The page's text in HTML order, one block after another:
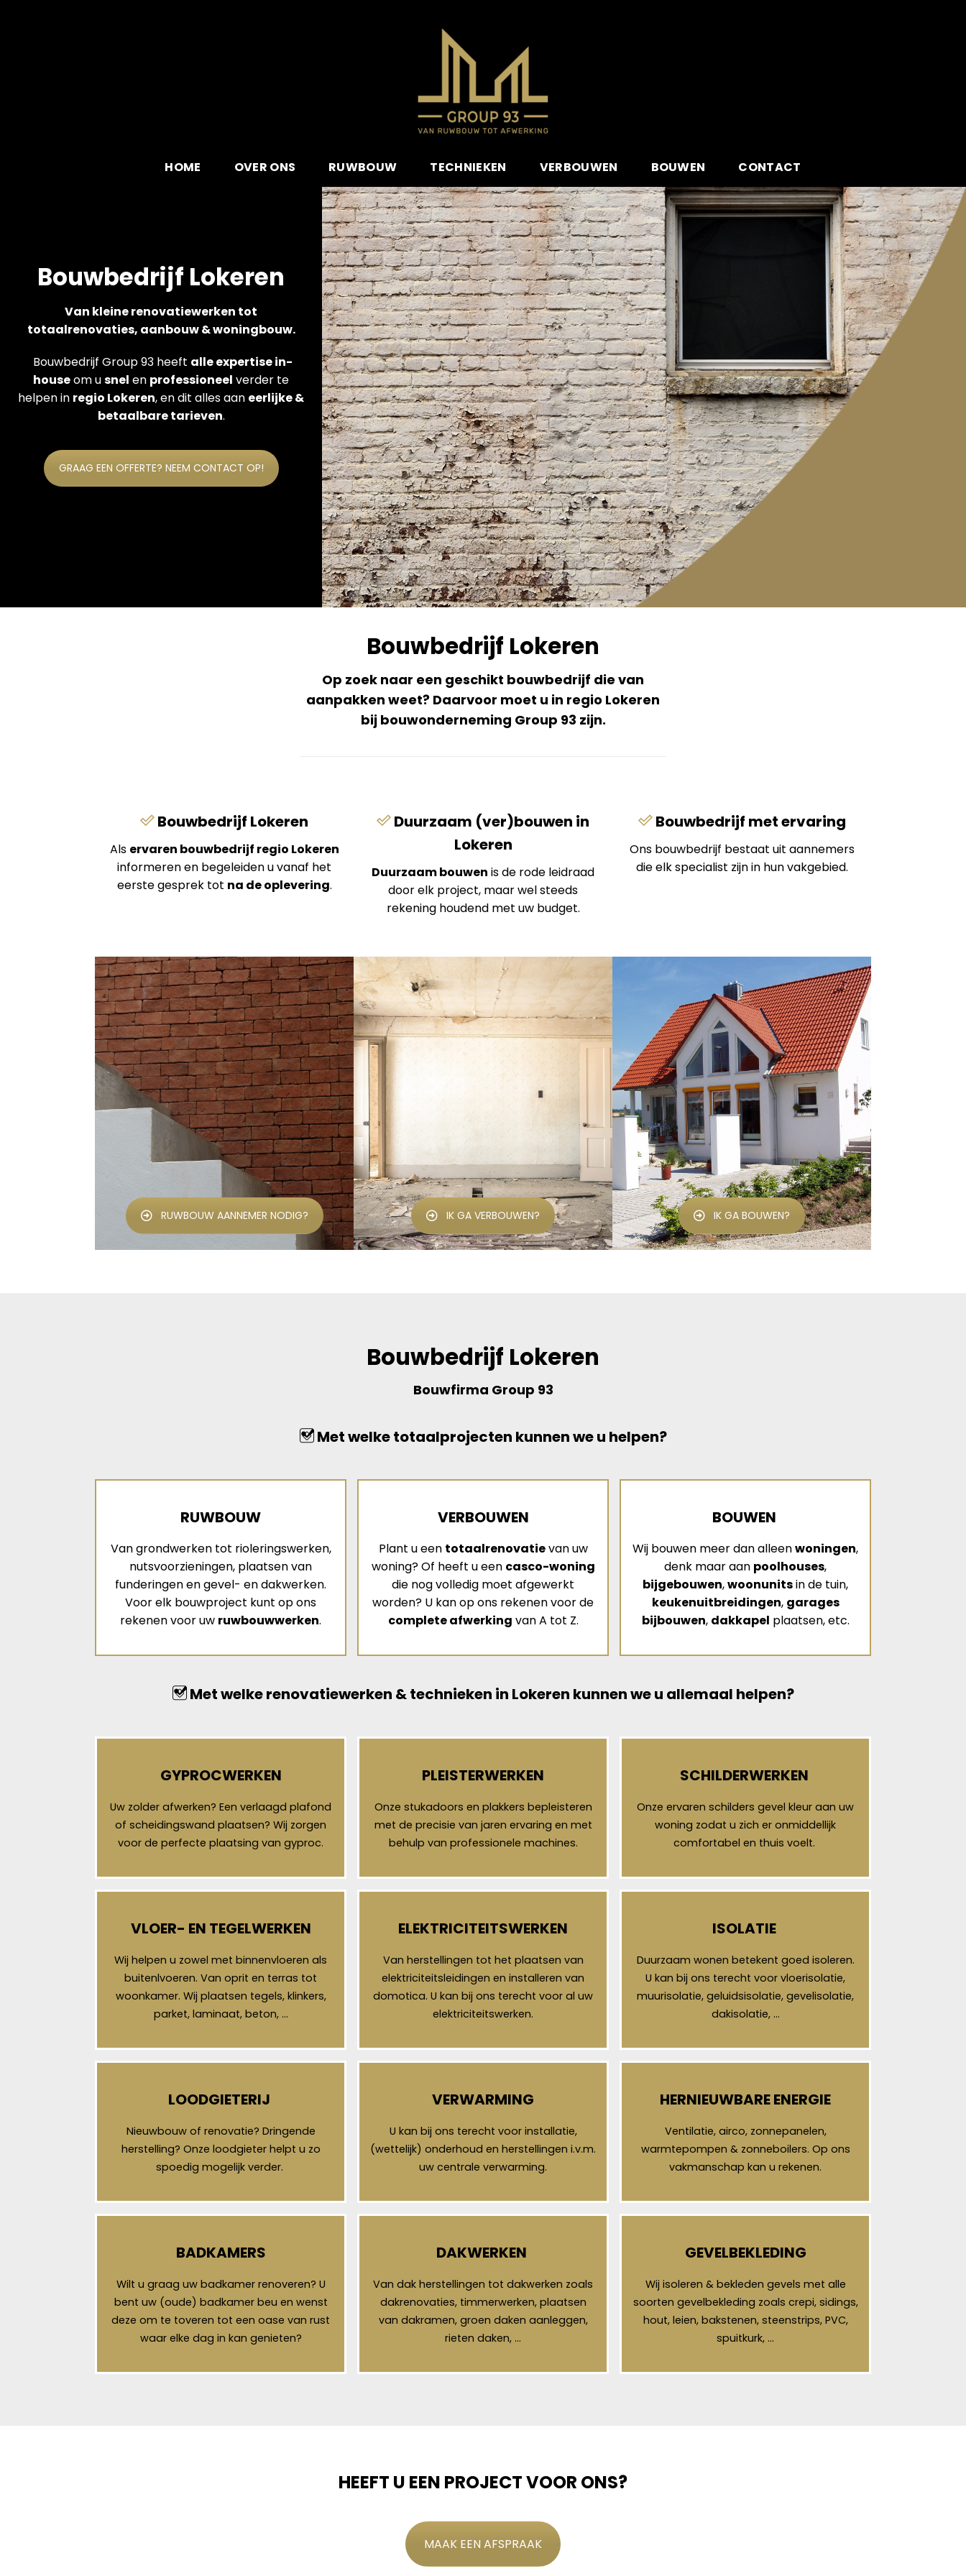
HOME OVER ONS RUWBOUW TECHNIEKEN VERBOUWEN BOUWEN CONTACT
Bouwbedrijf Lokeren
Van kleine renovatiewerken tot
totaalrenovaties, aanbouw & woningbouw.
Bouwbedrijf Group 93 heeft alle expertise in-
houseom usnel en professioneel verder te
helpen in regio Lokeren, en dit alles aan eerlijke &
betaalbare tarieven.
GRAAG EEN OFFERTE? NEEM CONTACT OP!
Bouwbedrijf Lokeren
Op zoek naar een geschikt bouwbedrijf die van
aanpakken weet? Daarvoor moet u in regio Lokeren
bij bouwonderneming Group 93 zijn.
Bouwbedrijf Lokeren
Als ervaren bouwbedrijf regio Lokeren
informeren en begeleiden u vanaf het
eerste gesprek tot na de oplevering.
Duurzaam (ver)bouwen in
Lokeren
Duurzaam bouwen is de rode leidraad
door elk project, maar wel steeds
rekening houdend met uw budget.
Bouwbedrijf met ervaring
Ons bouwbedrijf bestaat uit aannemers
die elk specialist zijn in hun vakgebied.
RUWBOUW AANNEMER NODIG? IK GA VERBOUWEN? IK GA BOUWEN?
Bouwbedrijf Lokeren
Bouwfirma Group 93
Met welke totaalprojecten kunnen we u helpen?
RUWBOUW
Van grondwerken tot rioleringswerken,
nutsvoorzieningen, plaatsen van
funderingen en gevel- en dakwerken.
Voor elk bouwproject kunt op ons
rekenen voor uw ruwbouwwerken.
VERBOUWEN
Plant u een totaalrenovatievan uw
woning? Of heeft u een casco-woning
die nog volledig moet afgewerkt
worden? U kan op ons rekenen voor de
complete afwerking van A tot Z.
BOUWEN
Wij bouwen meer dan alleenwoningen,
denk maar aan poolhouses,
bijgebouwen,woonunitsin de tuin,
keukenuitbreidingen, garages
bijbouwen, dakkapel plaatsen, etc.
Met welke renovatiewerken & technieken in Lokeren kunnen we u allemaal helpen?
GYPROCWERKEN
Uw zolder afwerken? Een verlaagd plafond
of scheidingswand plaatsen? Wij zorgen
voor de perfecte plaatsing van gyproc.
PLEISTERWERKEN
Onze stukadoors en plakkers bepleisteren
met de precisie van jaren ervaring en met
behulp van professionele machines.
SCHILDERWERKEN
Onze ervaren schilders gevel kleur aan uw
woning zodat u zich er onmiddellijk
comfortabel en thuis voelt.
VLOER- EN TEGELWERKEN
Wij helpen u zowel met binnenvloeren als
buitenlvoeren. Van oprit en terras tot
woonkamer. Wij plaatsen tegels, klinkers,
parket, laminaat, beton, …
ELEKTRICITEITSWERKEN
Van herstellingen tot het plaatsen van
elektriciteitsleidingen en installeren van
domotica. U kan bij ons terecht voor al uw
elektriciteitswerken.
ISOLATIE
Duurzaam wonen betekent goed isoleren.
U kan bij ons terecht voor vloerisolatie,
muurisolatie, geluidsisolatie, gevelisolatie,
dakisolatie, …
LOODGIETERIJ
Nieuwbouw of renovatie? Dringende
herstelling? Onze loodgieter helpt u zo
spoedig mogelijk verder.
VERWARMING
U kan bij ons terecht voor installatie,
(wettelijk) onderhoud en herstellingen i.v.m.
uw centrale verwarming.
HERNIEUWBARE ENERGIE
Ventilatie, airco, zonnepanelen,
warmtepompen & zonneboilers. Op ons
vakmanschap kan u rekenen.
BADKAMERS
Wilt u graag uw badkamer renoveren? U
bent uw (oude) badkamer beu en wenst
deze om te toveren tot een oase van rust
waar elke dag in kan genieten?
DAKWERKEN
Van dak herstellingen tot dakwerken zoals
dakrenovaties, timmerwerken, plaatsen
van dakramen, groen daken aanleggen,
rieten daken, …
GEVELBEKLEDING
Wij isoleren & bekleden gevels met alle
soorten gevelbekleding zoals crepi, sidings,
hout, leien, bakstenen, steenstrips, PVC,
spuitkurk, …
HEEFT U EEN PROJECT VOOR ONS?
MAAK EEN AFSPRAAK